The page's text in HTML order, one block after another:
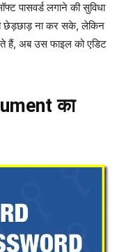
पासवर्ड लगाने की सुविधा
छेड़छाड़ ना कर सके, लेकिन
हैं, अब उस फाइल को एडिट
का